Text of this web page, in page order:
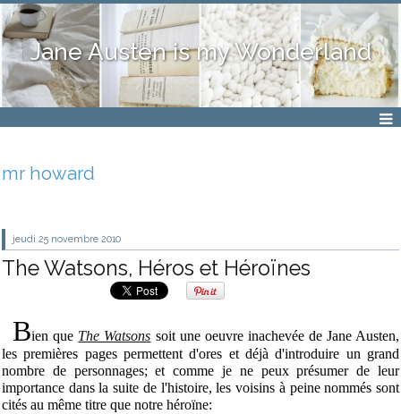
Jane Austen is my Wonderland
mr howard
jeudi 25 novembre 2010
The Watsons, Héros et Héroïnes
Bien que The Watsons soit une oeuvre inachevée de Jane Austen,
les premières pages permettent d'ores et déjà d'introduire un grand
nombre de personnages; et comme je ne peux présumer de leur
importance dans la suite de l'histoire, les voisins à peine nommés sont
cités au même titre que notre héroïne: